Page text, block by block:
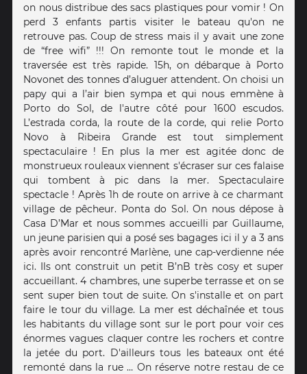
on nous distribue des sacs plastiques pour vomir ! On
perd 3 enfants partis visiter le bateau qu'on ne
retrouve pas. Coup de stress mais il y avait une zone
de “free wifi” !!! On remonte tout le monde et la
traversée est très rapide. 15h, on débarque à Porto
Novonet des tonnes d’aluguer attendent. On choisi un
papy qui a l’air bien sympa et qui nous emmène à
Porto do Sol, de l'autre côté pour 1600 escudos.
L’estrada corda, la route de la corde, qui relie Porto
Novo à Ribeira Grande est tout simplement
spectaculaire ! En plus la mer est agitée donc de
monstrueux rouleaux viennent s'écraser sur ces falaise
qui tombent à pic dans la mer. Spectaculaire
spectacle ! Après 1h de route on arrive à ce charmant
village de pêcheur. Ponta do Sol. On nous dépose à
Casa D’Mar et nous sommes accueilli par Guillaume,
un jeune parisien qui a posé ses bagages ici il y a 3 ans
après avoir rencontré Marlène, une cap-verdienne née
ici. Ils ont construit un petit B’nB très cosy et super
accueillant. 4 chambres, une superbe terrasse et on se
sent super bien tout de suite. On s'installe et on part
faire le tour du village. La mer est déchaînée et tous
les habitants du village sont sur le port pour voir ces
énormes vagues claquer contre les rochers et contre
la jetée du port. D'ailleurs tous les bateaux ont été
remonté dans la rue … On réserve notre restau de ce